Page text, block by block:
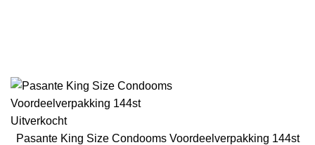
Uitverkocht
Pasante King Size Condooms Voordeelverpakking 144st